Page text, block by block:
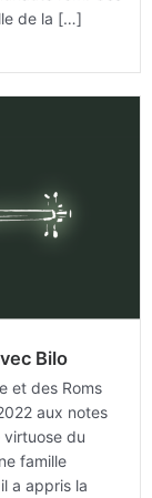
de la […]
Bilo
et des Roms
aux notes
virtuose du
famille
a appris la